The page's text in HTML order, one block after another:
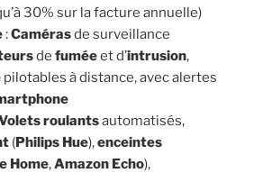
30% sur la facture annuelle)
:Camérasde surveillance
de fuméeet d’intrusion,
pilotables à distance, avec alertes
roulantsautomatisés,
(Philips Hue),enceintes
Home,Amazon Echo),